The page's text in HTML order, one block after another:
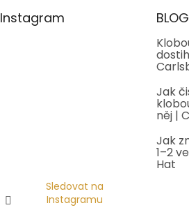
Instagram
Sledovat na
Instagramu
BLOG
Jak
něj |
Jak
1–2
Hat